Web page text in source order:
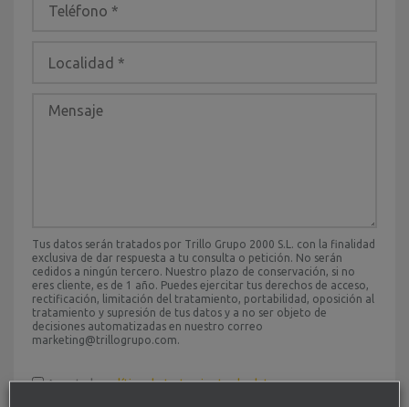
Tus datos serán tratados por Trillo Grupo 2000 S.L. con la finalidad
exclusiva de dar respuesta a tu consulta o petición. No serán
cedidos a ningún tercero. Nuestro plazo de conservación, si no
eres cliente, es de 1 año. Puedes ejercitar tus derechos de acceso,
rectificación, limitación del tratamiento, portabilidad, oposición al
tratamiento y supresión de tus datos y a no ser objeto de
decisiones automatizadas en nuestro correo
marketing@trillogrupo.com.
Acepto lapolítica de tratamiento de datos.